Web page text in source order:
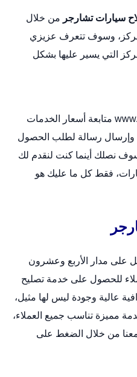
سيارات تشارجر من خلال
وسوف تتعرف عزيزي
التي يسير عليها بشكل
متابعة أسعار الخدمات
وإرسال رسالة لطلب الحصول
نصلك أينما كنت لنقدم لك
فقط كل ما عليك هو
على مدار الأربع وعشرون
للحصول على خدمة تصليح
عالية وجودة ليس لها مثيل،
مميزة تناسب جميع العملاء،
معنا من خلال الضغط على